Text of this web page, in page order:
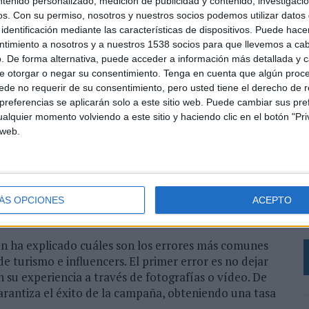
Con su permiso, nosotros y nuestros socios podemos utilizar datos
mediante las características de dispositivos. Puede
a nosotros y a nuestros 1538 socios para que llevemos a
De forma alternativa, puede acceder a información más detallada y
otorgar o negar su consentimiento. Tenga en cuenta que algún
no requerir de su consentimiento, pero usted tiene el derecho de
se aplicarán solo a este sitio web. Puede cambiar sus
momento volviendo a este sitio y haciendo clic en el botón
OPCIONES ACEPTO
si tenemos en cuenta que desde siempre la
Asimismo, el 50% de los usuarios asegura que
influyeron en sus decisiones para escoger un
Trust que asegura que el 83% de las personas
y familiares.
es decir, de recomendaciones hechas por
que ronda los 5.000 usuarios y que tienen un
no son muchos, lo cierto es que tener
de alcance, retorno, engagement y confianza. Es
eso, el estudio propone a las empresas del
a un mayor número de microinfluencers, afines
represente un alcance óptimo real que
ha explicado cuáles son los errores más comunes
turismo e influencers. El primer error es no dejar
experiencia a través de fotografías o vídeo. De
el éxito de la campaña, obteniendo una tasa